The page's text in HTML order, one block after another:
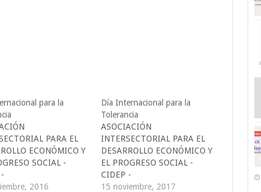
para la
PARA EL
ECONÓMICO Y
SOCIAL -
2016
Día Internacional para la
Tolerancia
ASOCIACIÓN
INTERSECTORIAL PARA EL
DESARROLLO ECONÓMICO Y
EL PROGRESO SOCIAL -
CIDEP -
comunicaciones@cidepelsalvad
15 noviembre, 2017